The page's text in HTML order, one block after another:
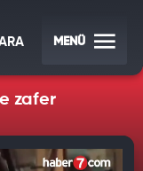
MENÜ
zafer